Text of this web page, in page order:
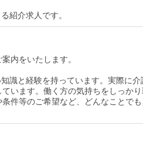
紹介求人です。
内をいたします。
識と経験を持っています。実際に介
います。働く方の気持ちをしっか
件等のご希望など、どんなことで